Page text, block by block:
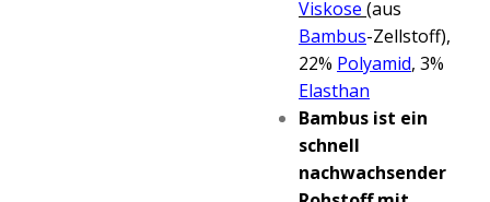
Viskose (aus
Bambus-Zellstoff),
22% Polyamid, 3%
Elasthan
Bambus ist ein
schnell
nachwachsender